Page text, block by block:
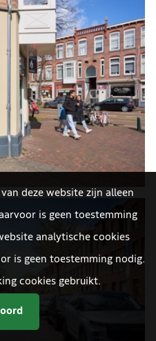
deze website zijn alleen
is geen toestemming
analytische cookies
is geen toestemming nodig.
cookies gebruikt.